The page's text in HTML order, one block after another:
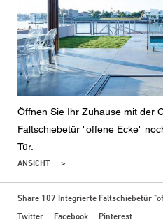
Öffnen Sie Ihr Zuhause mit der
Faltschiebetür "offene Ecke"
Tür.
ANSICHT
Share 107 Integrierte Faltschiebetür
Twitter
Facebook Pinterest